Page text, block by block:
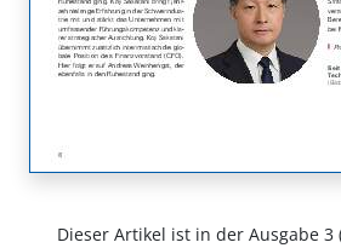
Dieser Artikel ist in der Ausgabe 3